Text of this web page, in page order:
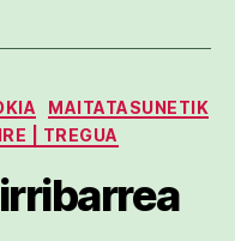
MAITATASUNETIK
| TREGUA